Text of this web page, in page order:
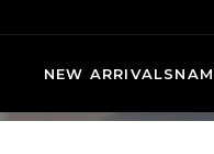
NEW ARRIVALSNAM